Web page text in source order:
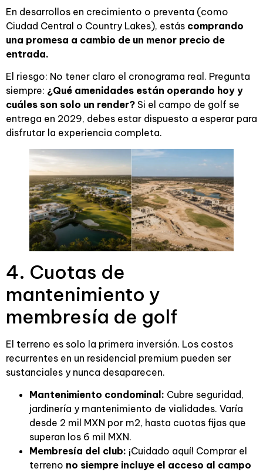
En desarrollos en crecimiento o preventa (como
Ciudad Central o Country Lakes), estás comprando
una promesa a cambio de un menor precio de
entrada.
El riesgo: No tener claro el cronograma real. Pregunta
siempre: ¿Qué amenidades están operando hoy y
cuáles son solo un render? Si el campo de golf se
entrega en 2029, debes estar dispuesto a esperar para
disfrutar la experiencia completa.
4. Cuotas de
mantenimiento y
membresía de golf
El terreno es solo la primera inversión. Los costos
recurrentes en un residencial premium pueden ser
sustanciales y nunca desaparecen.
Mantenimiento condominal: Cubre seguridad,
jardinería y mantenimiento de vialidades. Varía
desde 2 mil MXN por m2, hasta cuotas fijas que
superan los 6 mil MXN.
Membresía del club: ¡Cuidado aquí! Comprar el
terreno no siempre incluye el acceso al campo